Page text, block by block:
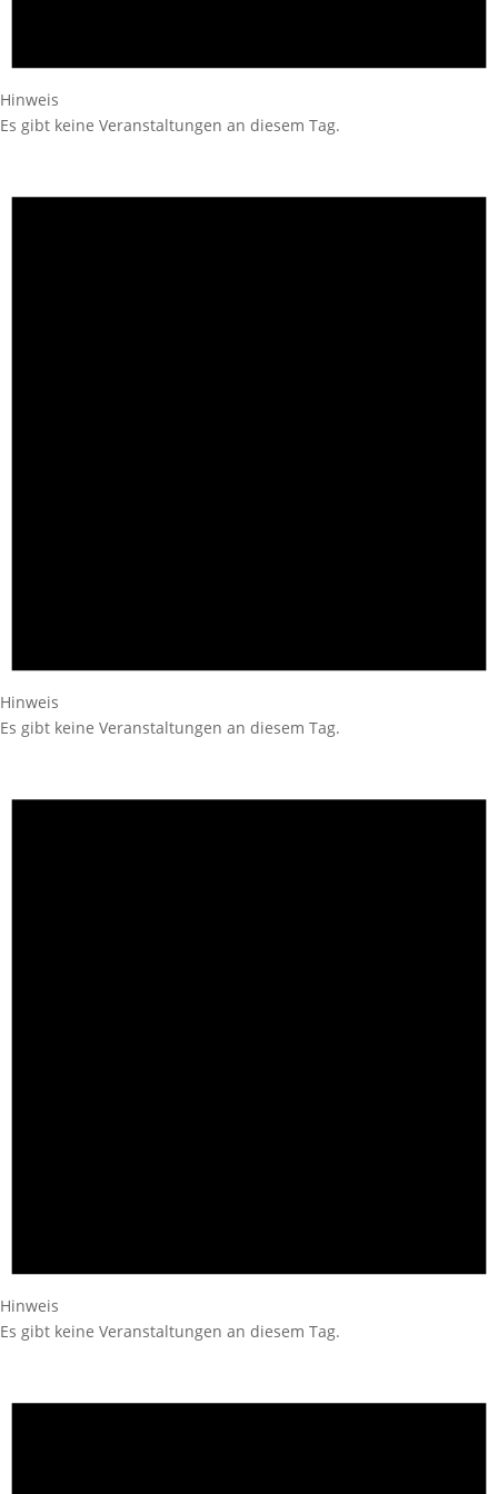
Hinweis
Es gibt keine Veranstaltungen an diesem Tag.
Hinweis
Es gibt keine Veranstaltungen an diesem Tag.
Hinweis
Es gibt keine Veranstaltungen an diesem Tag.